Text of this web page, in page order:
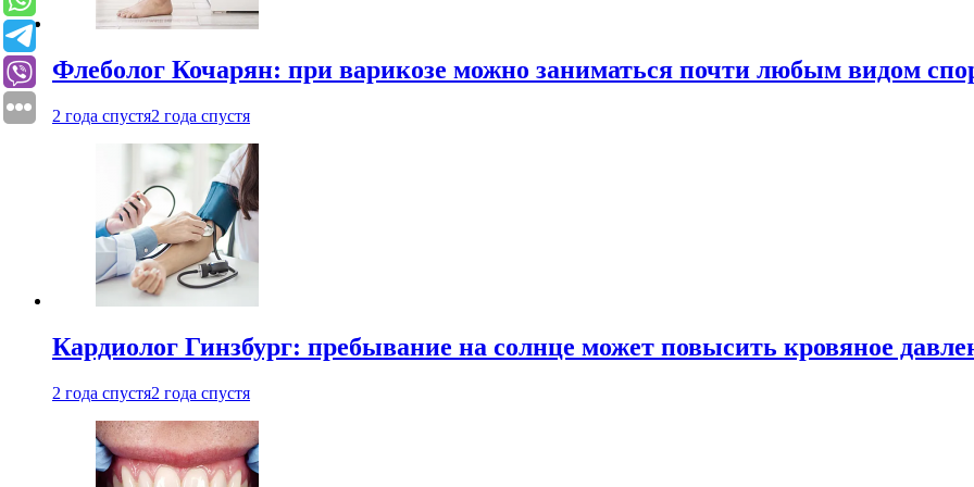
Флеболог Кочарян: при варикозе можно заниматься почти любым видом
2 года спустя2 года спустя
Кардиолог Гинзбург: пребывание на солнце может повысить кровяное
2 года спустя2 года спустя